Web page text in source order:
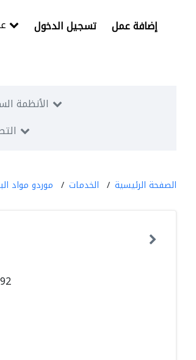
تسجيل الدخول إضافة عمل
الأنظمة
الصفحة الرئيسية الخدمات موردو مواد